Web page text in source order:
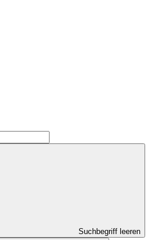
Suchbegriff leeren